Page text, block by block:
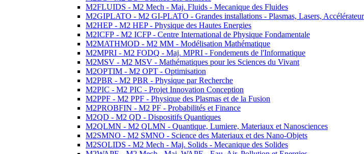
M2FLUIDS - M2 Mech - Maj. Fluids - Mecanique des Fluides
M2GIPLATO - M2 GI-PLATO - Grandes installations - Plasmas, Lasers,
M2HEP - M2 HEP - Physique des Hautes Energies
M2ICFP - M2 ICFP - Centre International de Physique Fondamentale
M2MATHMOD - M2 MM - Modélisation Mathématique
M2MPRI - M2 FODQ - Maj. MPRI - Fondements de l'Informatique
M2MSV - M2 MSV - Mathématiques pour les Sciences du Vivant
M2OPTIM - M2 OPT - Optimisation
M2PBR - M2 PBR - Physique par Recherche
M2PIC - M2 PIC - Projet Innovation Conception
M2PPF - M2 PPF - Physique des Plasmas et de la Fusion
M2PROBFIN - M2 PF - Probabilités et Finance
M2QD - M2 QD - Dispositifs Quantiques
M2QLMN - M2 QLMN - Quantique, Lumiere, Materiaux et Nanosciences
M2SMNO - M2 SMNO - Science des Materiaux et des Nano-Objets
M2SOLIDS - M2 Mech - Maj. Solids - Mecanique des Solides